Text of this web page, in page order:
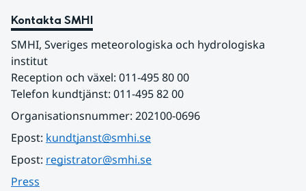
Kontakta SMHI
SMHI, Sveriges meteorologiska och hydrologiska
institut
Reception och växel: 011-495 80 00
Telefon kundtjänst: 011-495 82 00
Organisationsnummer: 202100-0696
Epost: kundtjanst@smhi.se
Epost: registrator@smhi.se
Press